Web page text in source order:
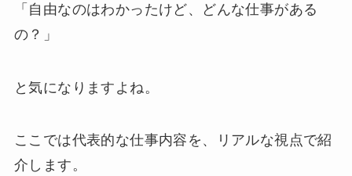
「自由なのはわかったけど、どんな仕事がある
の？」
と気になりますよね。
ここでは代表的な仕事内容を、リアルな視点で紹
介します。